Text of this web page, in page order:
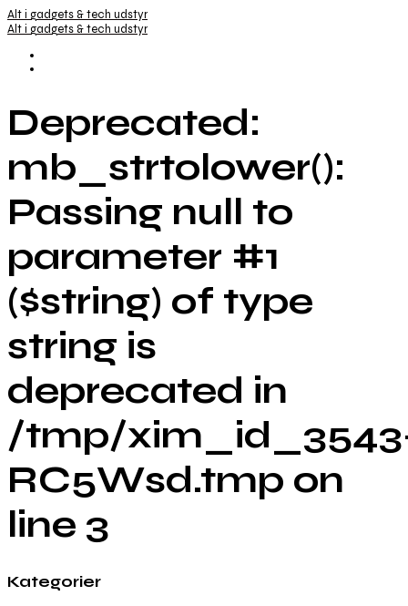
Alt i gadgets & tech udstyr
Alt i gadgets & tech udstyr
Deprecated:
mb_strtolower():
Passing null to
parameter #1
($string) of type
string is
deprecated in
/tmp/
RC5Wsd.tmp on
line 3
Kategorier